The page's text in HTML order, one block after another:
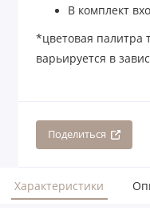
В комплект
*цветовая палитра
варьируется в
Поделиться
Характеристики